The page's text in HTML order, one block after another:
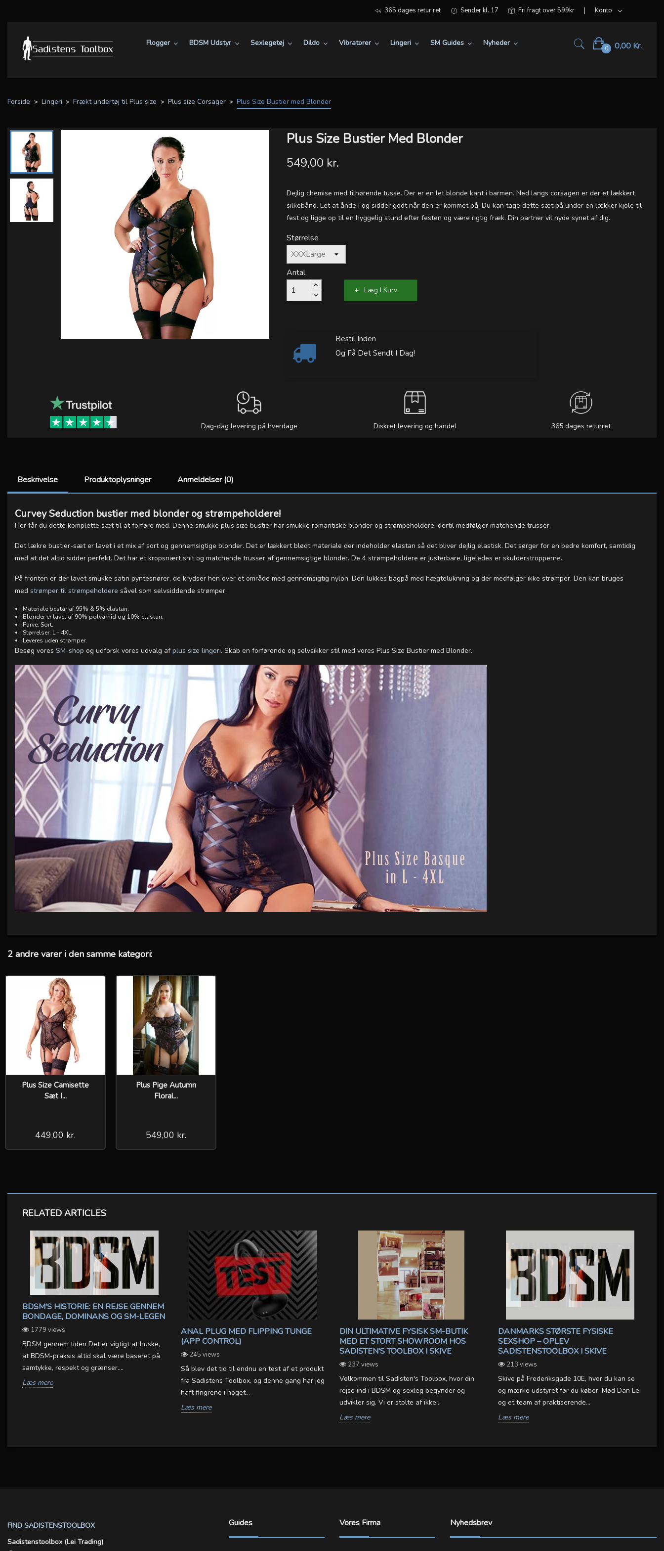
Konto
Fri fragt over 599kr
Sender kl. 17
365 dages retur ret
Flogger BDSM Udstyr Sexlegetøj Dildo Vibratorer Lingeri SM Guides Nyheder
0 0,00 Kr.
Forside Lingeri Frækt undertøj til Plus size Plus size Corsager Plus Size Bustier med Blonder
Plus Size Bustier Med Blonder
549,00 kr.
Dejlig chemise med tilhørende tusse. Der er en let blonde kant i barmen. Ned langs corsagen er der et lækkert
silkebånd. Let at ånde i og sidder godt når den er kommet på. Du kan tage dette sæt på under en lækker kjole til
fest og ligge op til en hyggelig stund efter festen og være rigtig fræk. Din partner vil nyde synet af dig.
Størrelse
Antal
Læg I Kurv
Bestil Inden
Og Få Det Sendt I Dag!
Dag-dag levering på hverdage Diskret levering og handel 365 dages returret
Beskrivelse Produktoplysninger Anmeldelser (0)
Curvey Seduction bustier med blonder og strømpeholdere!
Her får du dette komplette sæt til at forføre med. Denne smukke plus size bustier har smukke romantiske blonder og strømpeholdere, dertil medfølger matchende trusser.
Det lækre bustier-sæt er lavet i et mix af sort og gennemsigtige blonder. Det er lækkert blødt materiale der indeholder elastan så det bliver dejlig elastisk. Det sørger for en bedre komfort, samtidig
med at det altid sidder perfekt. Det har et kropsnært snit og matchende trusser af gennemsigtige blonder. De 4 strømpeholdere er justerbare, ligeledes er skulderstropperne.
På fronten er der lavet smukke satin pyntesnører, de krydser hen over et område med gennemsigtig nylon. Den lukkes bagpå med hægtelukning og der medfølger ikke strømper. Den kan bruges
med strømper til strømpeholdere såvel som selvsiddende strømper.
Materiale består af 95% & 5% elastan.
Blonder er lavet af 90% polyamid og 10% elastan.
Farve: Sort.
Størrelser: L - 4XL.
Leveres uden strømper.
Besøg vores SM-shop og udforsk vores udvalg afplus size lingeri. Skab en forførende og selvsikker stil med vores Plus Size Bustier med Blonder.
2 andre varer i den samme kategori:
Plus Size Camisette
Sæt I...
449,00 kr.
Plus Pige Autumn
Floral...
549,00 kr.
RELATED ARTICLES
BDSM'S HISTORIE: EN REJSE GENNEM
BONDAGE, DOMINANS OG SM-LEGEN
1779 views
BDSM gennem tiden Det er vigtigt at huske,
at BDSM-praksis altid skal være baseret på
samtykke, respekt og grænser....
Læs mere
ANAL PLUG MED FLIPPING TUNGE
(APP CONTROL)
245 views
Så blev det tid til endnu en test af et produkt
fra Sadistens Toolbox, og denne gang har jeg
haft fingrene i noget...
Læs mere
DIN ULTIMATIVE FYSISK SM-BUTIK
MED ET STORT SHOWROOM HOS
SADISTEN'S TOOLBOX I SKIVE
237 views
Velkommen til Sadisten's Toolbox, hvor din
rejse ind i BDSM og sexleg begynder og
udvikler sig. Vi er stolte af ikke...
Læs mere
DANMARKS STØRSTE FYSISKE
SEXSHOP – OPLEV
SADISTENSTOOLBOX I SKIVE
213 views
Skive på Frederiksgade 10E, hvor du kan se
og mærke udstyret før du køber. Mød Dan Lei
og et team af praktiserende...
Læs mere
FIND SADISTENSTOOLBOX
Sadistenstoolbox (Lei Trading)
Guides Vores Firma Nyhedsbrev